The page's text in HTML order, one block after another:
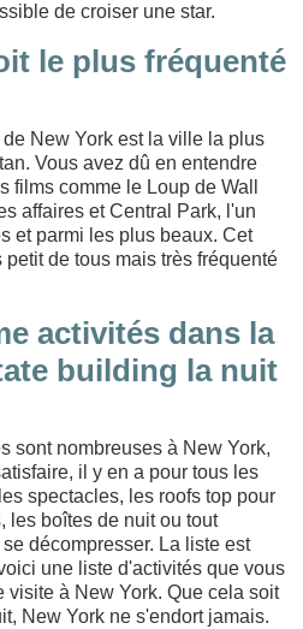
de croiser une star.
le plus fréquenté
New York est la ville la plus
Vous avez dû en entendre
films comme le Loup de Wall
affaires et Central Park, l'un
et parmi les plus beaux. Cet
de tous mais très fréquenté
activités dans la
building la nuit
sont nombreuses à New York,
il y en a pour tous les
spectacles, les roofs top pour
les boîtes de nuit ou tout
décompresser. La liste est
une liste d'activités que vous
visite à New York. Que cela soit
New York ne s'endort jamais.